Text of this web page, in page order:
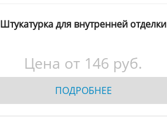
Штукатурка для внутренней отделки
Цена от 146 руб.
ПОДРОБНЕЕ